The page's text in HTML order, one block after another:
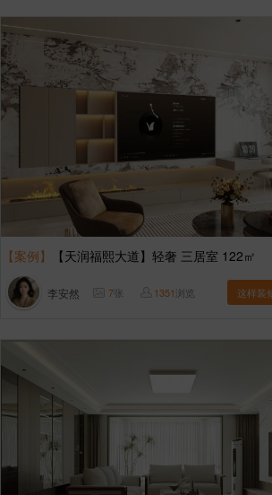
【案例】 【天润福熙大道】轻奢 三居室 122㎡
李安然 7张 1351浏览 这样装